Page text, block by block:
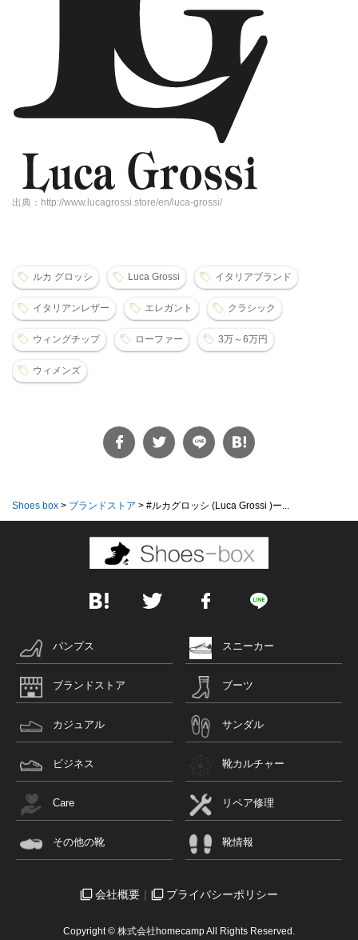
出典：http://www.lucagrossi.store/en/luca-grossi/
ルカ グロッシ Luca Grossi イタリアブランド
イタリアンレザー エレガント クラシック
ウィングチップ ローファー 3万～6万円
ウィメンズ
Shoes box > ブランドストア > #ルカグロッシ (Luca Grossi )ー...
パンプス スニーカー
ブランドストア ブーツ
カジュアル サンダル
ビジネス 靴カルチャー
Care リペア修理
その他の靴 靴情報
会社概要 プライバシーポリシー
Copyright © 株式会社homecamp All Rights Reserved.